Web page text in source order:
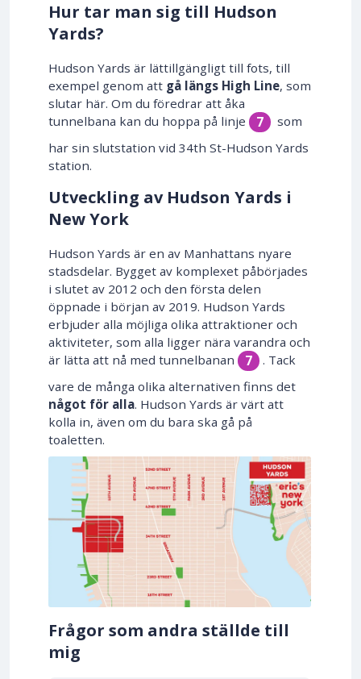
Hur tar man sig till Hudson
Yards?
Hudson Yards är lättillgängligt till fots, till
exempel genom att gå längs High Line, som
slutar här. Om du föredrar att åka
tunnelbana kan du hoppa på linje
7
som
har sin slutstation vid 34th St-Hudson Yards
station.
Utveckling av Hudson Yards i
New York
Hudson Yards är en av Manhattans nyare
stadsdelar. Bygget av komplexet påbörjades
i slutet av 2012 och den första delen
öppnade i början av 2019. Hudson Yards
erbjuder alla möjliga olika attraktioner och
aktiviteter, som alla ligger nära varandra och
är lätta att nå med tunnelbanan
7
. Tack
vare de många olika alternativen finns det
något för alla. Hudson Yards är värt att
kolla in, även om du bara ska gå på
toaletten.
Frågor som andra ställde till
mig